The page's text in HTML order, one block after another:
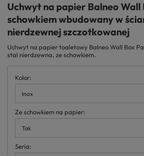
Uchwyt na papier Balneo Wall
schowkiem wbudowany w
nierdzewnej szczotkowanej
Uchwyt na papier toaletowy Balneo Wall Box
stal nierdzewna, ze schowkiem.
Kolor
Inox
Ze schowkiem na papier
Tak
Seria